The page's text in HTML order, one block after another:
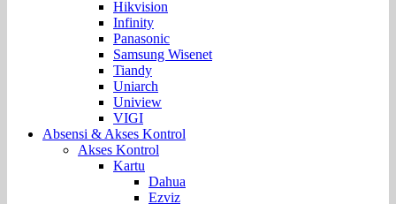
Hikvision
Infinity
Panasonic
Samsung Wisenet
Tiandy
Uniarch
Uniview
VIGI
Absensi & Akses Kontrol
Akses Kontrol
Kartu
Dahua
Ezviz